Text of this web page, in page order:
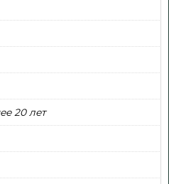
20 лет